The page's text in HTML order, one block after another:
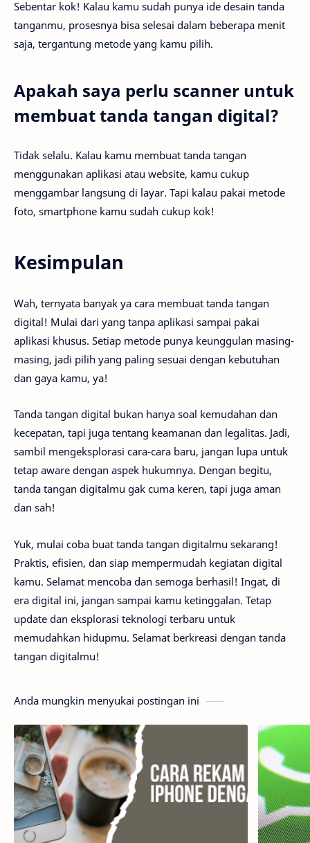
Sebentar kok! Kalau kamu sudah punya ide desain tanda
tanganmu, prosesnya bisa selesai dalam beberapa menit
saja, tergantung metode yang kamu pilih.
Apakah saya perlu scanner untuk
membuat tanda tangan digital?
Tidak selalu. Kalau kamu membuat tanda tangan
menggunakan aplikasi atau website, kamu cukup
menggambar langsung di layar. Tapi kalau pakai metode
foto, smartphone kamu sudah cukup kok!
Kesimpulan
Wah, ternyata banyak ya cara membuat tanda tangan
digital! Mulai dari yang tanpa aplikasi sampai pakai
aplikasi khusus. Setiap metode punya keunggulan masing-
masing, jadi pilih yang paling sesuai dengan kebutuhan
dan gaya kamu, ya!
Tanda tangan digital bukan hanya soal kemudahan dan
kecepatan, tapi juga tentang keamanan dan legalitas. Jadi,
sambil mengeksplorasi cara-cara baru, jangan lupa untuk
tetap aware dengan aspek hukumnya. Dengan begitu,
tanda tangan digitalmu gak cuma keren, tapi juga aman
dan sah!
Yuk, mulai coba buat tanda tangan digitalmu sekarang!
Praktis, efisien, dan siap mempermudah kegiatan digital
kamu. Selamat mencoba dan semoga berhasil! Ingat, di
era digital ini, jangan sampai kamu ketinggalan. Tetap
update dan eksplorasi teknologi terbaru untuk
memudahkan hidupmu. Selamat berkreasi dengan tanda
tangan digitalmu!
Anda mungkin menyukai postingan ini